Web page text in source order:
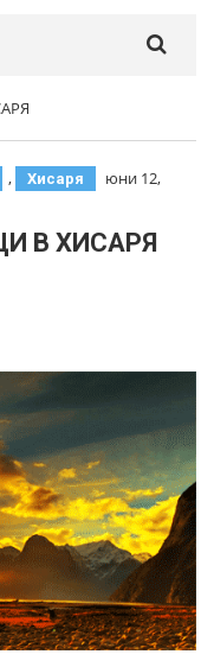
, Хисаря
юни 12,
В ХИСАРЯ